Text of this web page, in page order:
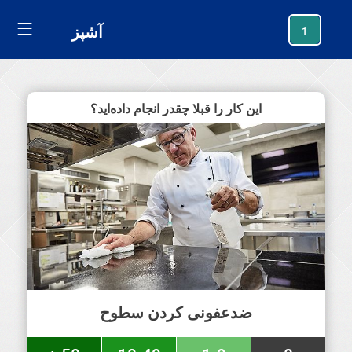
آشپز 1
این کار را قبلا چقدر انجام داده‌اید؟
ضدعفونی کردن سطوح